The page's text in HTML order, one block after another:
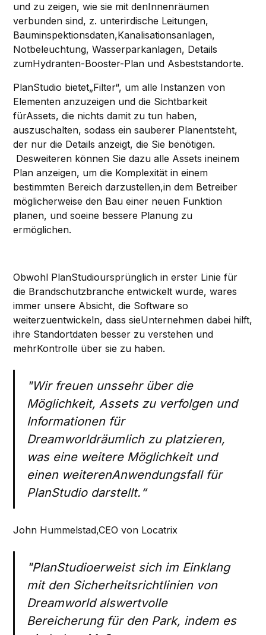
und zu zeigen, wie sie mit denInnenräumen
verbunden sind, z. unterirdische Leitungen,
Bauminspektionsdaten,Kanalisationsanlagen,
Notbeleuchtung, Wasserparkanlagen, Details
zumHydranten-Booster-Plan und Asbeststandorte.
PlanStudio bietet„Filter“, um alle Instanzen von
Elementen anzuzeigen und die Sichtbarkeit
fürAssets, die nichts damit zu tun haben,
auszuschalten, sodass ein sauberer Planentsteht,
der nur die Details anzeigt, die Sie benötigen.
Desweiteren können Sie dazu alle Assets ineinem
Plan anzeigen, um die Komplexität in einem
bestimmten Bereich darzustellen,in dem Betreiber
möglicherweise den Bau einer neuen Funktion
planen, und soeine bessere Planung zu
ermöglichen.
Obwohl PlanStudioursprünglich in erster Linie für
die Brandschutzbranche entwickelt wurde, wares
immer unsere Absicht, die Software so
weiterzuentwickeln, dass sieUnternehmen dabei hilft,
ihre Standortdaten besser zu verstehen und
mehrKontrolle über sie zu haben.
"Wir freuen unssehr über die
Möglichkeit, Assets zu verfolgen und
Informationen für
Dreamworldräumlich zu platzieren,
was eine weitere Möglichkeit und
einen weiterenAnwendungsfall für
PlanStudio darstellt.“
John Hummelstad,CEO von Locatrix
"PlanStudioerweist sich im Einklang
mit den Sicherheitsrichtlinien von
Dreamworld alswertvolle
Bereicherung für den Park, indem es